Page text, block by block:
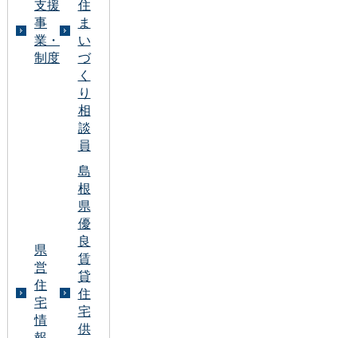
支援
事
業・
制度
住
ま
い
づ
く
り
相
談
員
県
営
住
宅
情
島
根
県
優
良
賃
貸
住
宅
供